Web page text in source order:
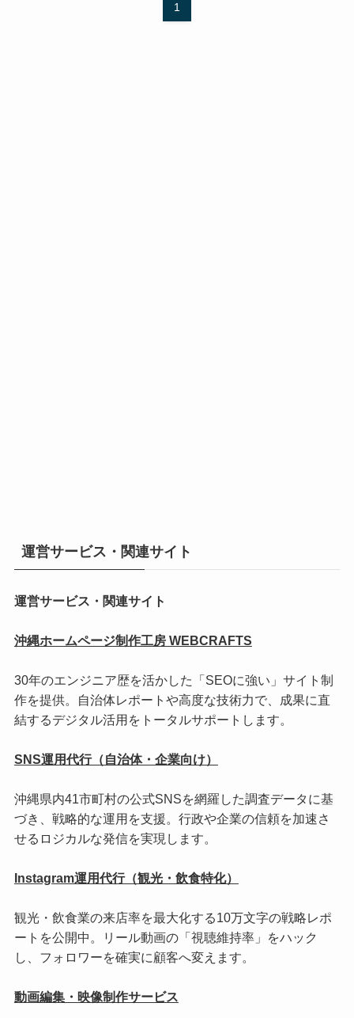
1
運営サービス・関連サイト
運営サービス・関連サイト
沖縄ホームページ制作工房 WEBCRAFTS
30年のエンジニア歴を活かした「SEOに強い」サイト制
作を提供。自治体レポートや高度な技術力で、成果に直
結するデジタル活用をトータルサポートします。
SNS運用代行（自治体・企業向け）
沖縄県内41市町村の公式SNSを網羅した調査データに基
づき、戦略的な運用を支援。行政や企業の信頼を加速さ
せるロジカルな発信を実現します。
Instagram運用代行（観光・飲食特化）
観光・飲食業の来店率を最大化する10万文字の戦略レポ
ートを公開中。リール動画の「視聴維持率」をハック
し、フォロワーを確実に顧客へ変えます。
動画編集・映像制作サービス